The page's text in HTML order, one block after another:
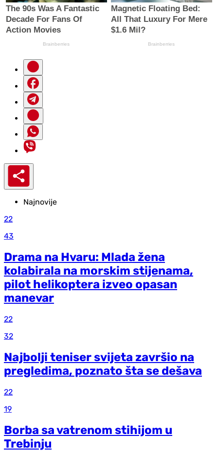
Najnovije
22
43
Drama na Hvaru: Mlada žena
kolabirala na morskim stijenama,
pilot helikoptera izveo opasan
manevar
22
32
Najbolji teniser svijeta završio na
pregledima, poznato šta se dešava
22
19
Borba sa vatrenom stihijom u
Trebinju